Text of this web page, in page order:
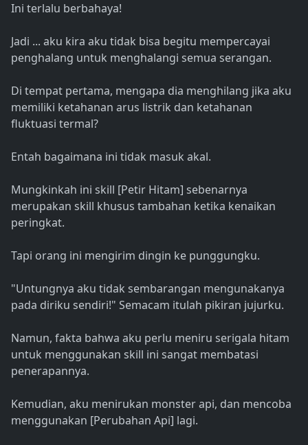
Ini terlalu berbahaya!
Jadi ... aku kira aku tidak bisa begitu mempercayai
penghalang untuk menghalangi semua serangan.
Di tempat pertama, mengapa dia menghilang jika aku
memiliki ketahanan arus listrik dan ketahanan
fluktuasi termal?
Entah bagaimana ini tidak masuk akal.
Mungkinkah ini skill [Petir Hitam] sebenarnya
merupakan skill khusus tambahan ketika kenaikan
peringkat.
Tapi orang ini mengirim dingin ke punggungku.
"Untungnya aku tidak sembarangan mengunakanya
pada diriku sendiri!" Semacam itulah pikiran jujurku.
Namun, fakta bahwa aku perlu meniru serigala hitam
untuk menggunakan skill ini sangat membatasi
penerapannya.
Kemudian, aku menirukan monster api, dan mencoba
menggunakan [Perubahan Api] lagi.